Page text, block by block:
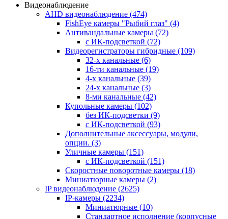
Видеонаблюдение
AHD видеонаблюдение (474)
FishEye камеры "Рыбий глаз" (4)
Антивандальные камеры (72)
с ИК-подсветкой (72)
Видеорегистраторы гибридные (109)
32-х канальные (6)
16-ти канальные (19)
4-х канальные (39)
24-х канальные (3)
8-ми канальные (42)
Купольные камеры (102)
без ИК-подсветки (9)
с ИК-подсветкой (93)
Дополнительные аксессуары, модули,
опции. (3)
Уличные камеры (151)
с ИК-подсветкой (151)
Скоростные поворотные камеры (18)
Миниатюрные камеры (2)
IP видеонаблюдение (2625)
IP-камеры (2234)
Миниатюрные (10)
Стандартное исполнение (корпусные